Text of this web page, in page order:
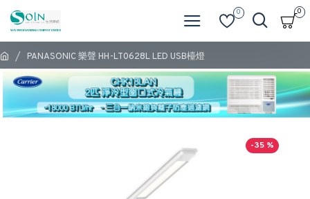
0 0
PANASONIC 樂聲 HH-LT0628L LED USB檯燈
-35 %